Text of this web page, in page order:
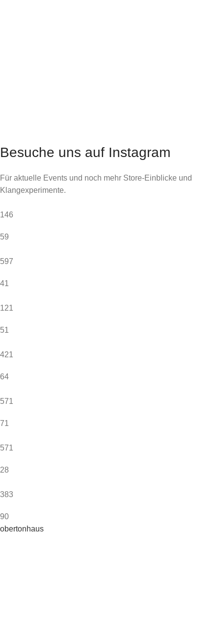
Besuche uns auf Instagram
Für aktuelle Events und noch mehr Store-Einblicke und
Klangexperimente.
146
59
597
41
121
51
421
64
571
71
571
28
383
90
obertonhaus